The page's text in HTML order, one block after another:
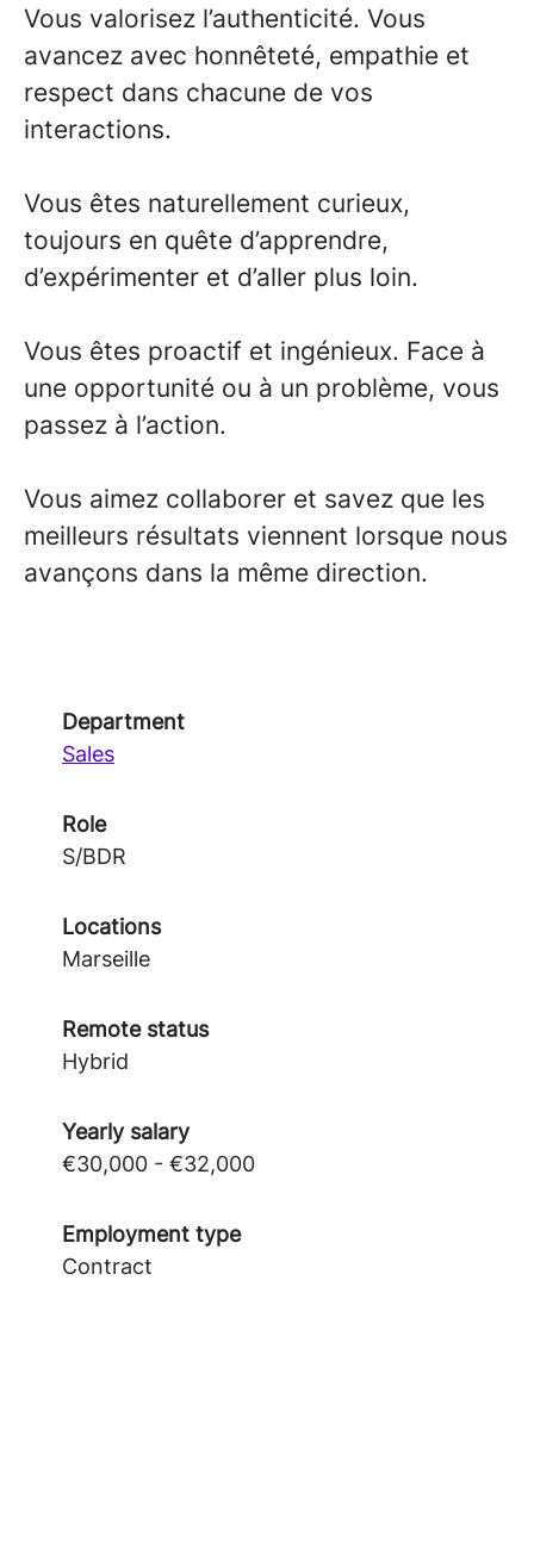
Vous valorisez l’authenticité. Vous
avancez avec honnêteté, empathie et
respect dans chacune de vos
interactions.
Vous êtes naturellement curieux,
toujours en quête d’apprendre,
d’expérimenter et d’aller plus loin.
Vous êtes proactif et ingénieux. Face à
une opportunité ou à un problème, vous
passez à l’action.
Vous aimez collaborer et savez que les
meilleurs résultats viennent lorsque nous
avançons dans la même direction.
Department
Sales
Role
S/BDR
Locations
Marseille
Remote status
Hybrid
Yearly salary
€30,000 - €32,000
Employment type
Contract